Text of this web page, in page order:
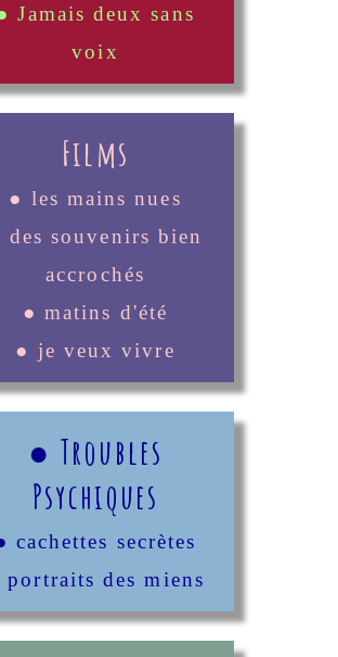
Jamais deux sans
voix
Films
● les mains nues
des souvenirs bien
accrochés
● matins d'été
● je veux vivre
● Troubles
Psychiques
cachettes secrètes
portraits des miens